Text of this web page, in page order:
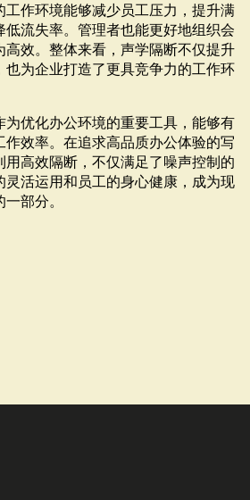
工作环境能够减少员工压力，提升满
低流失率。管理者也能更好地组织会
高效。整体来看，声学隔断不仅提升
也为企业打造了更具竞争力的工作环
为优化办公环境的重要工具，能够有
作效率。在追求高品质办公体验的写
用高效隔断，不仅满足了噪声控制的
灵活运用和员工的身心健康，成为现
部分。